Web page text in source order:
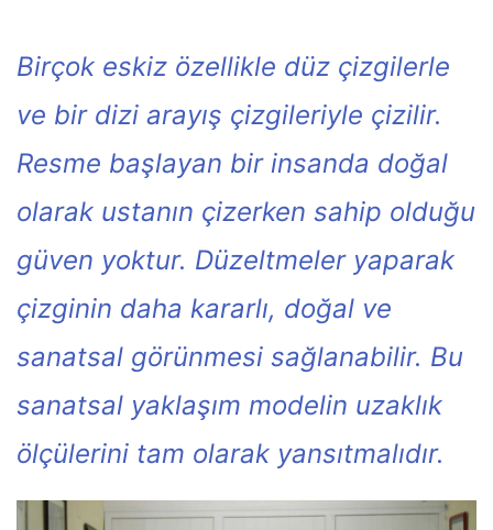
Birçok eskiz özellikle düz çizgilerle
ve bir dizi arayış çizgileriyle çizilir.
Resme başlayan bir insanda doğal
olarak ustanın çizerken sahip olduğu
güven yoktur. Düzeltmeler yaparak
çizginin daha kararlı, doğal ve
sanatsal görünmesi sağlanabilir. Bu
sanatsal yaklaşım modelin uzaklık
ölçülerini tam olarak yansıtmalıdır.